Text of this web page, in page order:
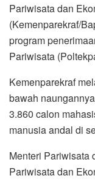
Pariwisata dan
(Kemenparekraf/
program
Pariwisata
Kemenparekraf
bawah
3.860 calon
manusia andal di
Menteri Pariwisata
Pariwisata dan